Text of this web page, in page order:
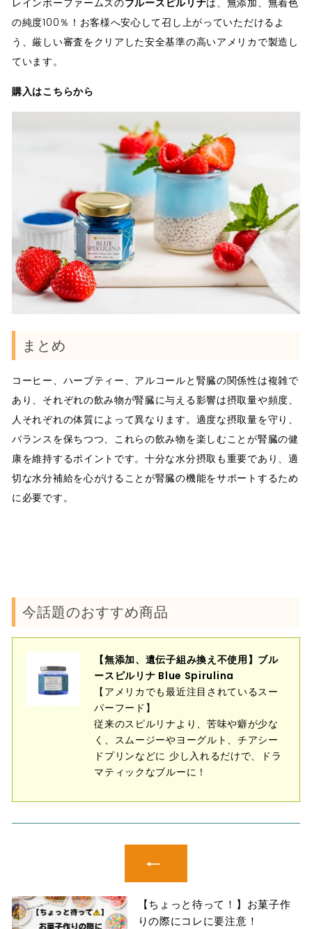
の純度100％！お客様へ安心して召し上がっていただけるよ
う、厳しい審査をクリアした安全基準の高いアメリカで製造し
ています。
購入はこちらから
まとめ
コーヒー、ハーブティー、アルコールと腎臓の関係性は複雑で
あり、それぞれの飲み物が腎臓に与える影響は摂取量や頻度、
人それぞれの体質によって異なります。適度な摂取量を守り、
バランスを保ちつつ、これらの飲み物を楽しむことが腎臓の健
康を維持するポイントです。十分な水分摂取も重要であり、適
切な水分補給を心がけることが腎臓の機能をサポートするため
に必要です。
今話題のおすすめ商品
【無添加、遺伝子組み換え不使用】ブル
ースピルリナ Blue Spirulina
【アメリカでも最近注目されているスー
パーフード】
従来のスピルリナより、苦味や癖が少な
く、スムージーやヨーグルト、チアシー
ドプリンなどに 少し入れるだけで、ドラ
マティックなブルーに！
【ちょっと待って！】お菓子作
りの際にコレに要注意！